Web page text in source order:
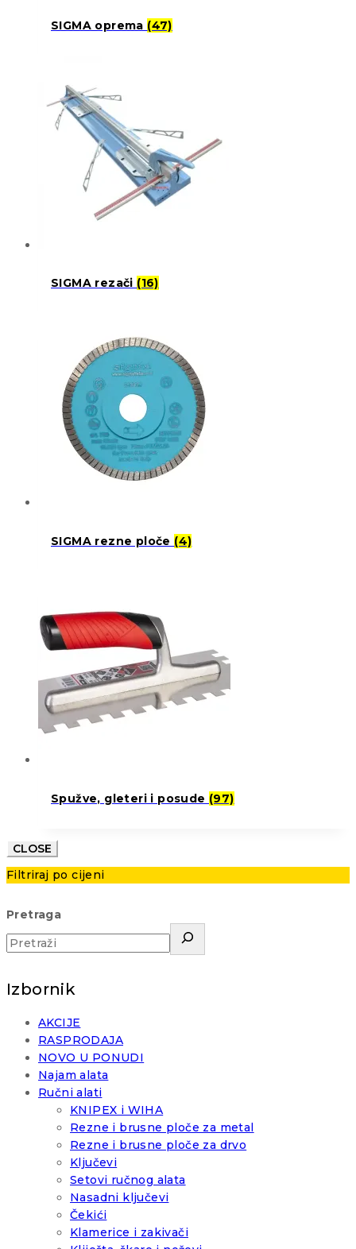
SIGMA oprema (47)
SIGMA rezači (16)
SIGMA rezne ploče (4)
Spužve, gleteri i posude (97)
CLOSE
Filtriraj po cijeni
Pretraga
Izbornik
AKCIJE
RASPRODAJA
NOVO U PONUDI
Najam alata
Ručni alati
KNIPEX i WIHA
Rezne i brusne ploče za metal
Rezne i brusne ploče za drvo
Ključevi
Setovi ručnog alata
Nasadni ključevi
Čekići
Klamerice i zakivači